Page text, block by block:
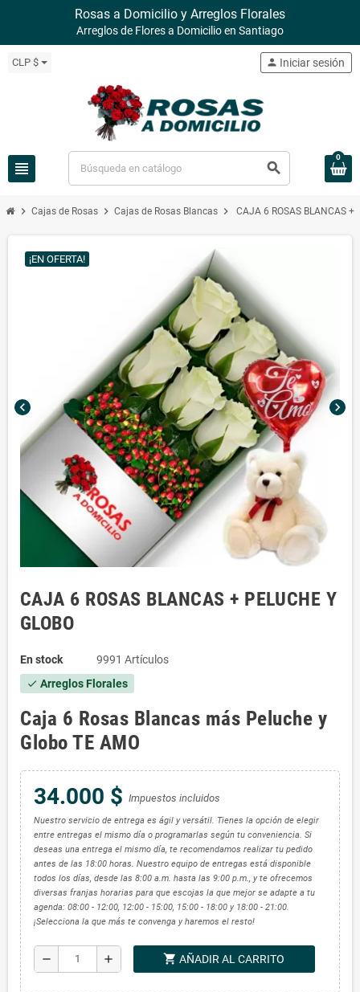
Rosas a Domicilio y Arreglos Florales
Arreglos de Flores a Domicilio en Santiago
CLP $
view_headline search
person Iniciar sesión
0
chevron_right Cajas de Rosas chevron_right Cajas de Rosas Blancas chevron_right CAJA 6 ROSAS BLANCAS +
chevron_left chevron_right
¡EN OFERTA!
CAJA 6 ROSAS BLANCAS + PELUCHE Y
GLOBO
En stock 9991 Artículos
check Arreglos Florales
Caja 6 Rosas Blancas más Peluche y
Globo TE AMO
34.000 $ Impuestos incluidos
Nuestro servicio de entrega es ágil y versátil. Tienes la opción de elegir
entre entregas el mismo día o programarlas según tu conveniencia. Si
deseas una entrega el mismo día, te recomendamos realizar tu pedido
antes de las 18:00 horas. Nuestro equipo de entregas está disponible
todos los días, desde las 8:00 a.m. hasta las 9:00 p.m., y te ofrecemos
diversas franjas horarias para que escojas la que mejor se adapte a tu
agenda: 08:00 - 12:00, 12:00 - 15:00, 15:00 - 18:00 y 18:00 - 21:00.
¡Selecciona la que más te convenga y haremos el resto!
remove add shopping_cart AÑADIR AL CARRITO